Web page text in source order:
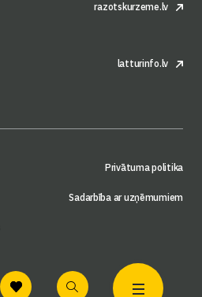
razotskurzeme.lv
latturinfo.lv
Privātuma politika
Sadarbība ar uzņēmumiem